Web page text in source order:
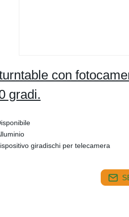
con
gradi.
giradischi per telecamera